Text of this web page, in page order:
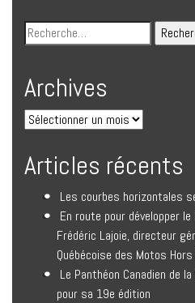
Archives
Articles récents
Les courbes horizontales
En route pour développer
Frédéric Lajoie, directeur
Québécoise des Motos
Le Panthéon Canadien de
pour sa 19e édition